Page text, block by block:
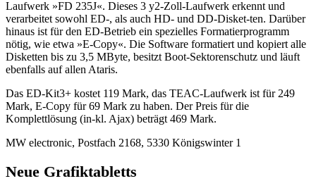
Laufwerk »FD 235J«. Dieses 3 y2-Zoll-Laufwerk erkennt und
verarbeitet sowohl ED-, als auch HD- und DD-Disket-ten. Darüber
hinaus ist für den ED-Betrieb ein spezielles Formatierprogramm
nötig, wie etwa »E-Copy«. Die Software formatiert und kopiert alle
Disketten bis zu 3,5 MByte, besitzt Boot-Sektorenschutz und läuft
ebenfalls auf allen Ataris.
Das ED-Kit3+ kostet 119 Mark, das TEAC-Laufwerk ist für 249
Mark, E-Copy für 69 Mark zu haben. Der Preis für die
Komplettlösung (in-kl. Ajax) beträgt 469 Mark.
MW electronic, Postfach 2168, 5330 Königswinter 1
Neue Grafiktabletts